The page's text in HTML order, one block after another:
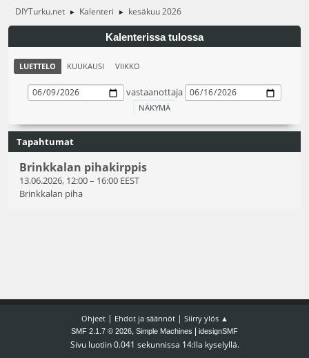
DIYTurku.net ► Kalenteri ► kesäkuu 2026
Kalenterissa tulossa
LUETTELO KUUKAUSI VIIKKO
vastaanottaja
Tapahtumat
Brinkkalan pihakirppis
13.06.2026, 12:00– 16:00 EEST
Brinkkalan piha
Ohjeet| Ehdot ja säännöt| Siirry ylös ▲
SMF 2.1.7 © 2026, Simple Machines idesignSMF
Sivu luotiin 0.041 sekunnissa 14:lla kyselyllä.